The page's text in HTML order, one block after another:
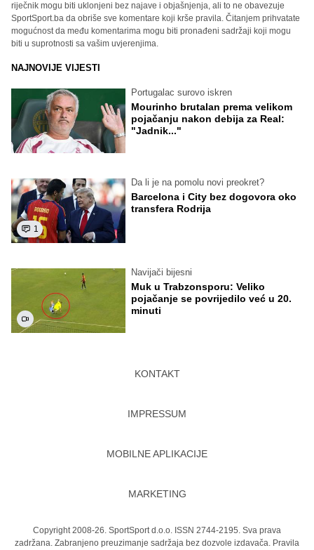
riječnik mogu biti uklonjeni bez najave i objašnjenja, ali to ne obavezuje
SportSport.ba da obriše sve komentare koji krše pravila. Čitanjem prihvatate
mogućnost da među komentarima mogu biti pronađeni sadržaji koji mogu
biti u suprotnosti sa vašim uvjerenjima.
NAJNOVIJE VIJESTI
Portugalac surovo iskren
Mourinho brutalan prema velikom
pojačanju nakon debija za Real:
"Jadnik..."
1
Da li je na pomolu novi preokret?
Barcelona i City bez dogovora oko
transfera Rodrija
Navijači bijesni
Muk u Trabzonsporu: Veliko
pojačanje se povrijedilo već u 20.
minuti
KONTAKT
IMPRESSUM
MOBILNE APLIKACIJE
MARKETING
Copyright 2008-26. SportSport d.o.o. ISSN 2744-2195. Sva prava
zadržana. Zabranjeno preuzimanje sadržaja bez dozvole izdavača. Pravila